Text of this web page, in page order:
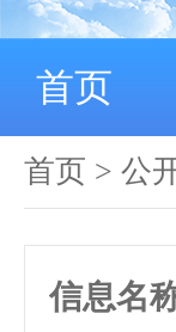
首页
首页 > 公
信息名